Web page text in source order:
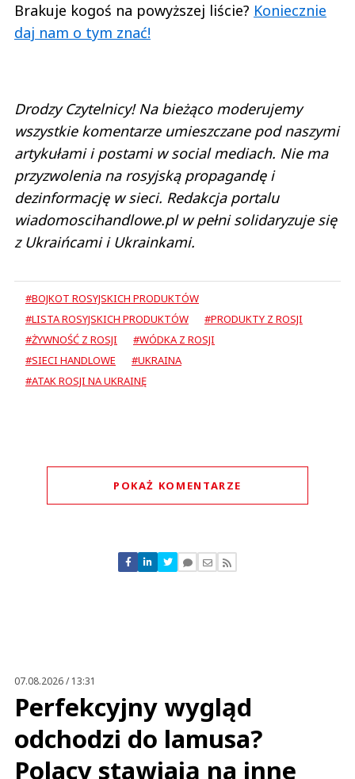
Brakuje kogoś na powyższej liście? Koniecznie
daj nam o tym znać!
Drodzy Czytelnicy! Na bieżąco moderujemy
wszystkie komentarze umieszczane pod naszymi
artykułami i postami w social mediach. Nie ma
przyzwolenia na rosyjską propagandę i
dezinformację w sieci. Redakcja portalu
wiadomoscihandlowe.pl w pełni solidaryzuje się
z Ukraińcami i Ukrainkami.
#BOJKOT ROSYJSKICH PRODUKTÓW
#LISTA ROSYJSKICH PRODUKTÓW
#PRODUKTY Z ROSJI
#ŻYWNOŚĆ Z ROSJI
#WÓDKA Z ROSJI
#SIECI HANDLOWE
#UKRAINA
#ATAK ROSJI NA UKRAINĘ
POKAŻ KOMENTARZE
sdd
Odpowiedz
0
0
07.08.2026 / 13:31
Perfekcyjny wygląd
odchodzi do lamusa?
Polacy stawiają na inne